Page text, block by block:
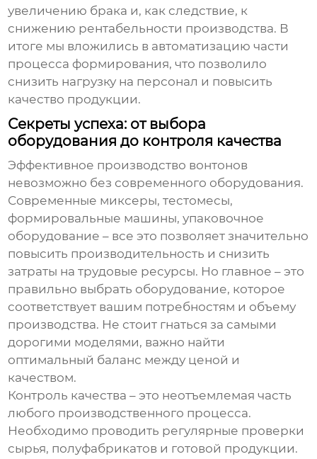
увеличению брака и, как следствие, к
снижению рентабельности производства. В
итоге мы вложились в автоматизацию части
процесса формирования, что позволило
снизить нагрузку на персонал и повысить
качество продукции.
Секреты успеха: от выбора
оборудования до контроля качества
Эффективное производство вонтонов
невозможно без современного оборудования.
Современные миксеры, тестомесы,
формировальные машины, упаковочное
оборудование – все это позволяет значительно
повысить производительность и снизить
затраты на трудовые ресурсы. Но главное – это
правильно выбрать оборудование, которое
соответствует вашим потребностям и объему
производства. Не стоит гнаться за самыми
дорогими моделями, важно найти
оптимальный баланс между ценой и
качеством.
Контроль качества – это неотъемлемая часть
любого производственного процесса.
Необходимо проводить регулярные проверки
сырья, полуфабрикатов и готовой продукции.